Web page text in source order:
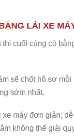
LÁI XE
thi cuối cùng có
sẽ chốt hồ sơ
sớm nhất.
máy đơn giản;
không thể giải